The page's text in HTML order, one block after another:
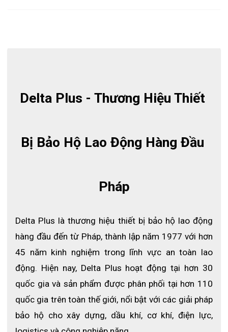
Găng tay chịu nhiệt TERK 500 XTREM Delta Plus
1. Giới thiệu găng tay chịu nhiệt TERK
500 XTREM Delta Plus
Găng tay TERK 500 XTREM thuộc thương hiệu Delta
Plus, được thiết kế chuyên dụng cho môi trường nhiệt
độ cao và công việc có nguy cơ cắt, đâm thủng.
Sản phẩm sử dụng vải aramid cao cấp bên ngoài kết
Delta Plus - Thương Hiệu Thiết
Bị Bảo Hộ Lao Động Hàng Đầu
Pháp
Delta Plus là thương hiệu thiết bị bảo hộ lao động
hàng đầu đến từ Pháp, thành lập năm 1977 với hơn
45 năm kinh nghiệm trong lĩnh vực an toàn lao
động. Hiện nay, Delta Plus hoạt động tại hơn 30
quốc gia và sản phẩm được phân phối tại hơn 110
quốc gia trên toàn thế giới, nổi bật với các giải pháp
bảo hộ cho xây dựng, dầu khí, cơ khí, điện lực,